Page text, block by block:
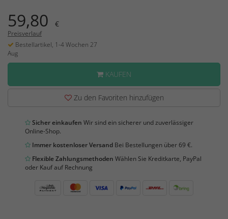
59,80 €
Preisverlauf
Bestellartikel, 1-4 Wochen 27
Aug
KAUFEN
Zu den Favoriten hinzufügen
Sicher einkaufen Wir sind ein sicherer und zuverlässiger
Online-Shop.
Immer kostenloser Versand Bei Bestellungen über 69 €.
Flexible Zahlungsmethoden Wählen Sie Kreditkarte, PayPal
oder Kauf auf Rechnung